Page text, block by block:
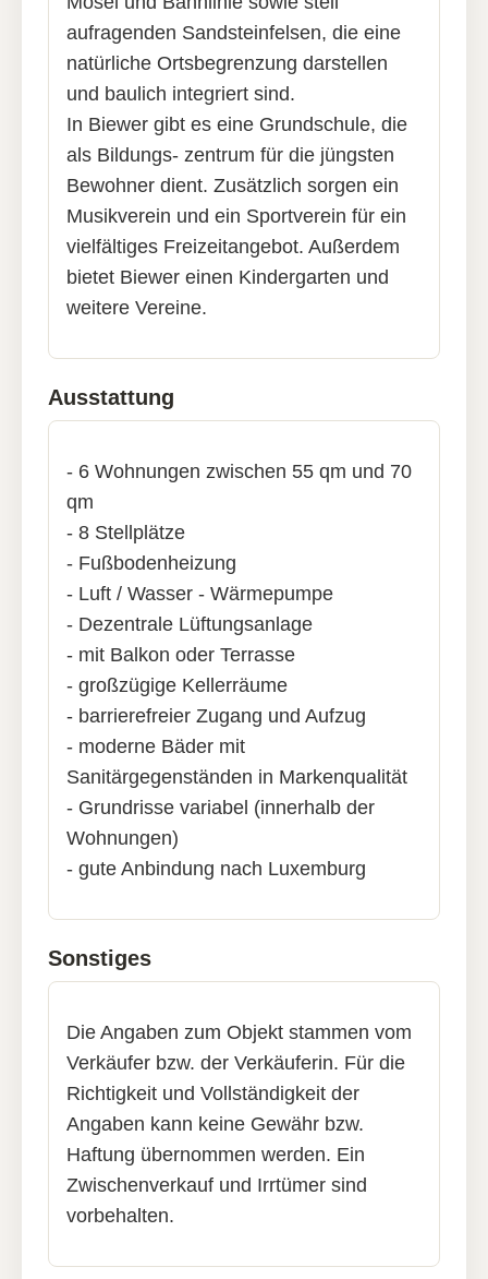
aufragenden Sandsteinfelsen, die eine
natürliche Ortsbegrenzung darstellen
und baulich integriert sind.
In Biewer gibt es eine Grundschule, die
als Bildungs- zentrum für die jüngsten
Bewohner dient. Zusätzlich sorgen ein
Musikverein und ein Sportverein für ein
vielfältiges Freizeitangebot. Außerdem
bietet Biewer einen Kindergarten und
weitere Vereine.
Ausstattung
- 6 Wohnungen zwischen 55 qm und 70
qm
- 8 Stellplätze
- Fußbodenheizung
- Luft / Wasser - Wärmepumpe
- Dezentrale Lüftungsanlage
- mit Balkon oder Terrasse
- großzügige Kellerräume
- barrierefreier Zugang und Aufzug
- moderne Bäder mit
Sanitärgegenständen in Markenqualität
- Grundrisse variabel (innerhalb der
Wohnungen)
- gute Anbindung nach Luxemburg
Sonstiges
Die Angaben zum Objekt stammen vom
Verkäufer bzw. der Verkäuferin. Für die
Richtigkeit und Vollständigkeit der
Angaben kann keine Gewähr bzw.
Haftung übernommen werden. Ein
Zwischenverkauf und Irrtümer sind
vorbehalten.